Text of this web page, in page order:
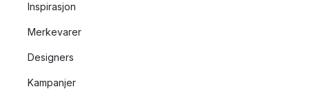
Inspirasjon
Merkevarer
Designers
Kampanjer